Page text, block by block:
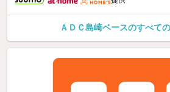
ＡＤＣ島崎ベースのすべて